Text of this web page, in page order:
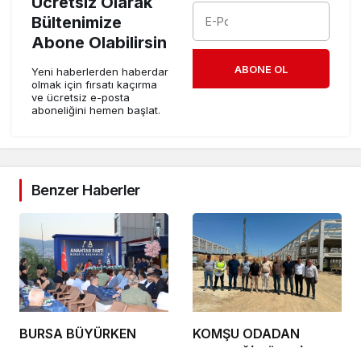
Bültenimize
Abone Olabilirsin
Yeni haberlerden haberdar
olmak için fırsatı kaçırma
ve ücretsiz e-posta
aboneliğini hemen başlat.
ABONE OL
Benzer Haberler
BURSA BÜYÜRKEN
KOMŞU ODADAN